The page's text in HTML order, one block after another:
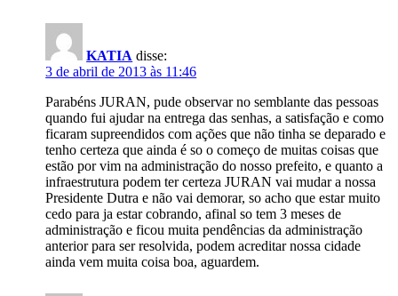
KATIA disse:
3 de abril de 2013 às 11:46
Parabéns JURAN, pude observar no semblante das pessoas
quando fui ajudar na entrega das senhas, a satisfação e como
ficaram supreendidos com ações que não tinha se deparado e
tenho certeza que ainda é so o começo de muitas coisas que
estão por vim na administração do nosso prefeito, e quanto a
infraestrutura podem ter certeza JURAN vai mudar a nossa
Presidente Dutra e não vai demorar, so acho que estar muito
cedo para ja estar cobrando, afinal so tem 3 meses de
administração e ficou muita pendências da administração
anterior para ser resolvida, podem acreditar nossa cidade
ainda vem muita coisa boa, aguardem.